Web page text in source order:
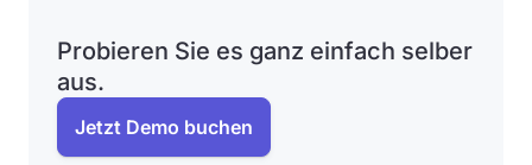
Probieren Sie es ganz einfach selber
aus.
Jetzt Demo buchen